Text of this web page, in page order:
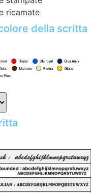
ricamate
della scritta